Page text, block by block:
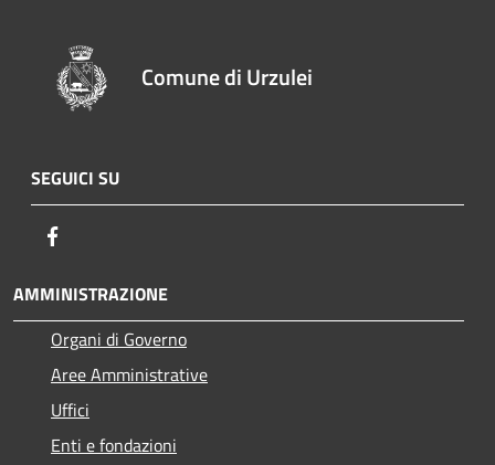
Comune di Urzulei
SEGUICI SU
AMMINISTRAZIONE
Organi di Governo
Aree Amministrative
Uffici
Enti e fondazioni